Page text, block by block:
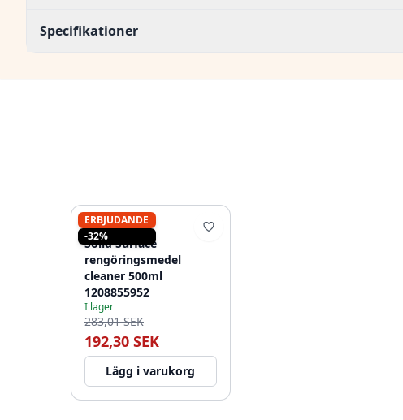
Specifikationer
ERBJUDANDE
-32%
SOLID-S
Solid Surface
rengöringsmedel
cleaner 500ml
1208855952
I lager
283,01 SEK
192,30 SEK
Lägg i varukorg